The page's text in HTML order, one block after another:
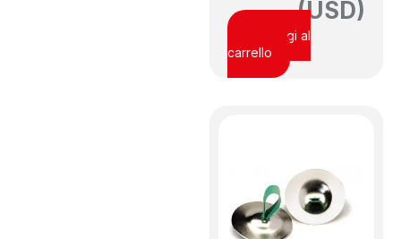
(USD)
Aggiungi al
carrello